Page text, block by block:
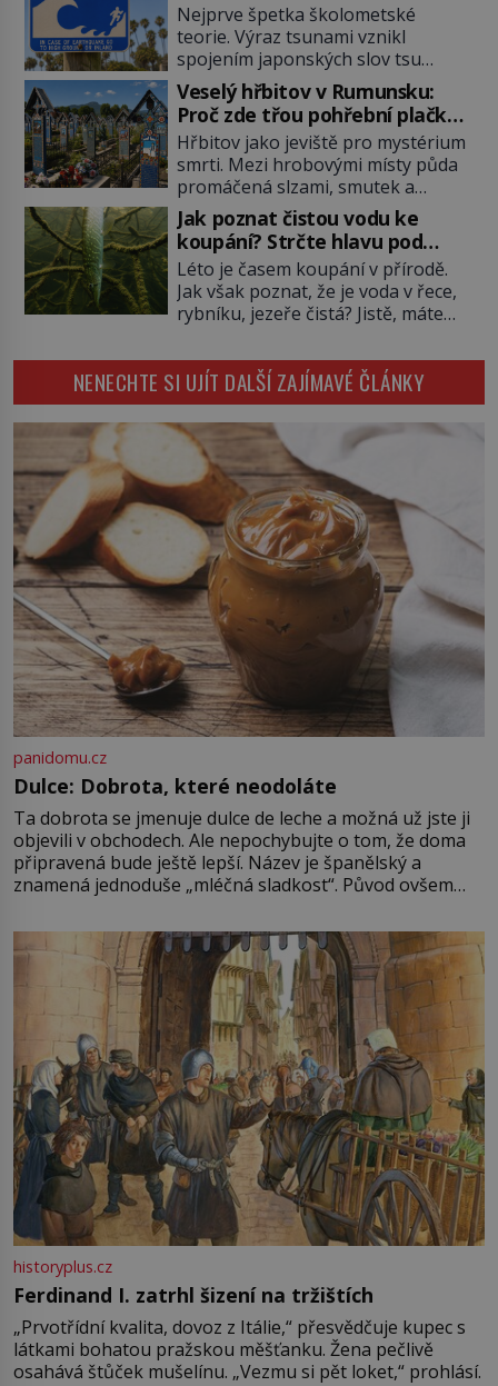
žlutá, bílá, někdy dokonce téměř
černá. Až díky stovkám let
pečlivého šlechtění se z ní stává
zelenina, bez které si českou
zahradu ani nedokážeme
představit. Její příběh je […]
Nejprve špetka školometské
teorie. Výraz tsunami vznikl
spojením japonských slov tsu
(přístav) a nami (vlna). Jedná se o
dlouhou vlnu, která je na volném
moři takřka nepostřehnutelná.
Ačkoli je vlnová délka tsunami i 300
kilometrů, výška vlny na volném
moři je maximálně 1,5 metru.
Máme se podobné obří vlny obávat
i v Evropě? Vznik tsunami si […]
Veselý hřbitov v Rumunsku:
Proč zde třou pohřební plačky
bídu s nouzí?
Hřbitov jako jeviště pro mystérium
smrti. Mezi hrobovými místy půda
promáčená slzami, smutek a
vědomí konečnosti lidské existence.
Jsou ale výjimky, kde pohřební
plačky smutně žmoulají kapesníky
nikoli při smutečním obřadu, ale
při pohledu na výši vyměřené
podpory v nezaměstnanosti. Kam
který si vysloužil název „Veselý“,
najdeme v rumunské vesnici
Sapanta, nedaleko hranic […]
Jak poznat čistou vodu ke
koupání? Strčte hlavu pod
hladinu!
Léto je časem koupání v přírodě.
Jak však poznat, že je voda v řece,
rybníku, jezeře čistá? Jistě, máte
hygieniků či podrobit křížovému
výslechu provozovatele přírodního
koupaliště. Existuje ale ještě jiná
alternativa. Jaká? Podívat se pod
hladinu a zjistit, kdo si onu
konkrétní vodní lokalitu oblíbil už
dávno před vámi. Říká se jim
bioindikátory […]
NENECHTE SI UJÍT DALŠÍ ZAJÍMAVÉ ČLÁNKY
panidomu.cz
Dulce: Dobrota, které neodoláte
Ta dobrota se jmenuje dulce de leche a možná už jste ji
objevili v obchodech. Ale nepochybujte o tom, že doma
připravená bude ještě lepší. Název je španělský a
znamená jednoduše „mléčná sladkost“. Původ ovšem
pře hned několik latinskoamerických zemí a k tomu
Francie, kde se traduje,
historyplus.cz
Ferdinand I. zatrhl šizení na tržištích
„Prvotřídní kvalita, dovoz z Itálie,“ přesvědčuje kupec s
látkami bohatou pražskou měšťanku. Žena pečlivě
osahává štůček mušelínu. „Vezmu si pět loket,“ prohlásí.